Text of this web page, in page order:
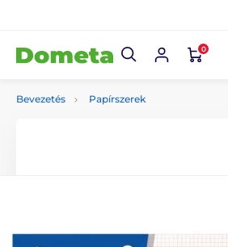
0
Bevezetés Papírszerek